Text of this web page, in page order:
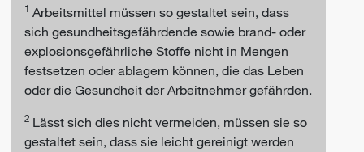
1 Arbeitsmittel müssen so gestaltet sein, dass
sich gesundheitsgefährdende sowie brand- oder
explosionsgefährliche Stoffe nicht in Mengen
festsetzen oder ablagern können, die das Leben
oder die Gesundheit der Arbeitnehmer gefährden.
2 Lässt sich dies nicht vermeiden, müssen sie so
gestaltet sein, dass sie leicht gereinigt werden